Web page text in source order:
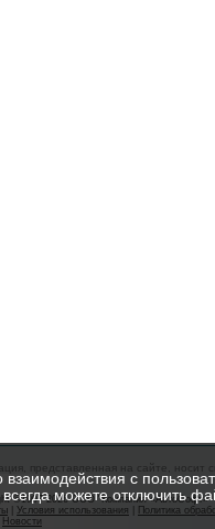
представленная на сайте, носит
©1997-2026 ООО "Компания «АвтоСофт»
Условия использования
Политика
Новости
взаимодействия с
можете отключить